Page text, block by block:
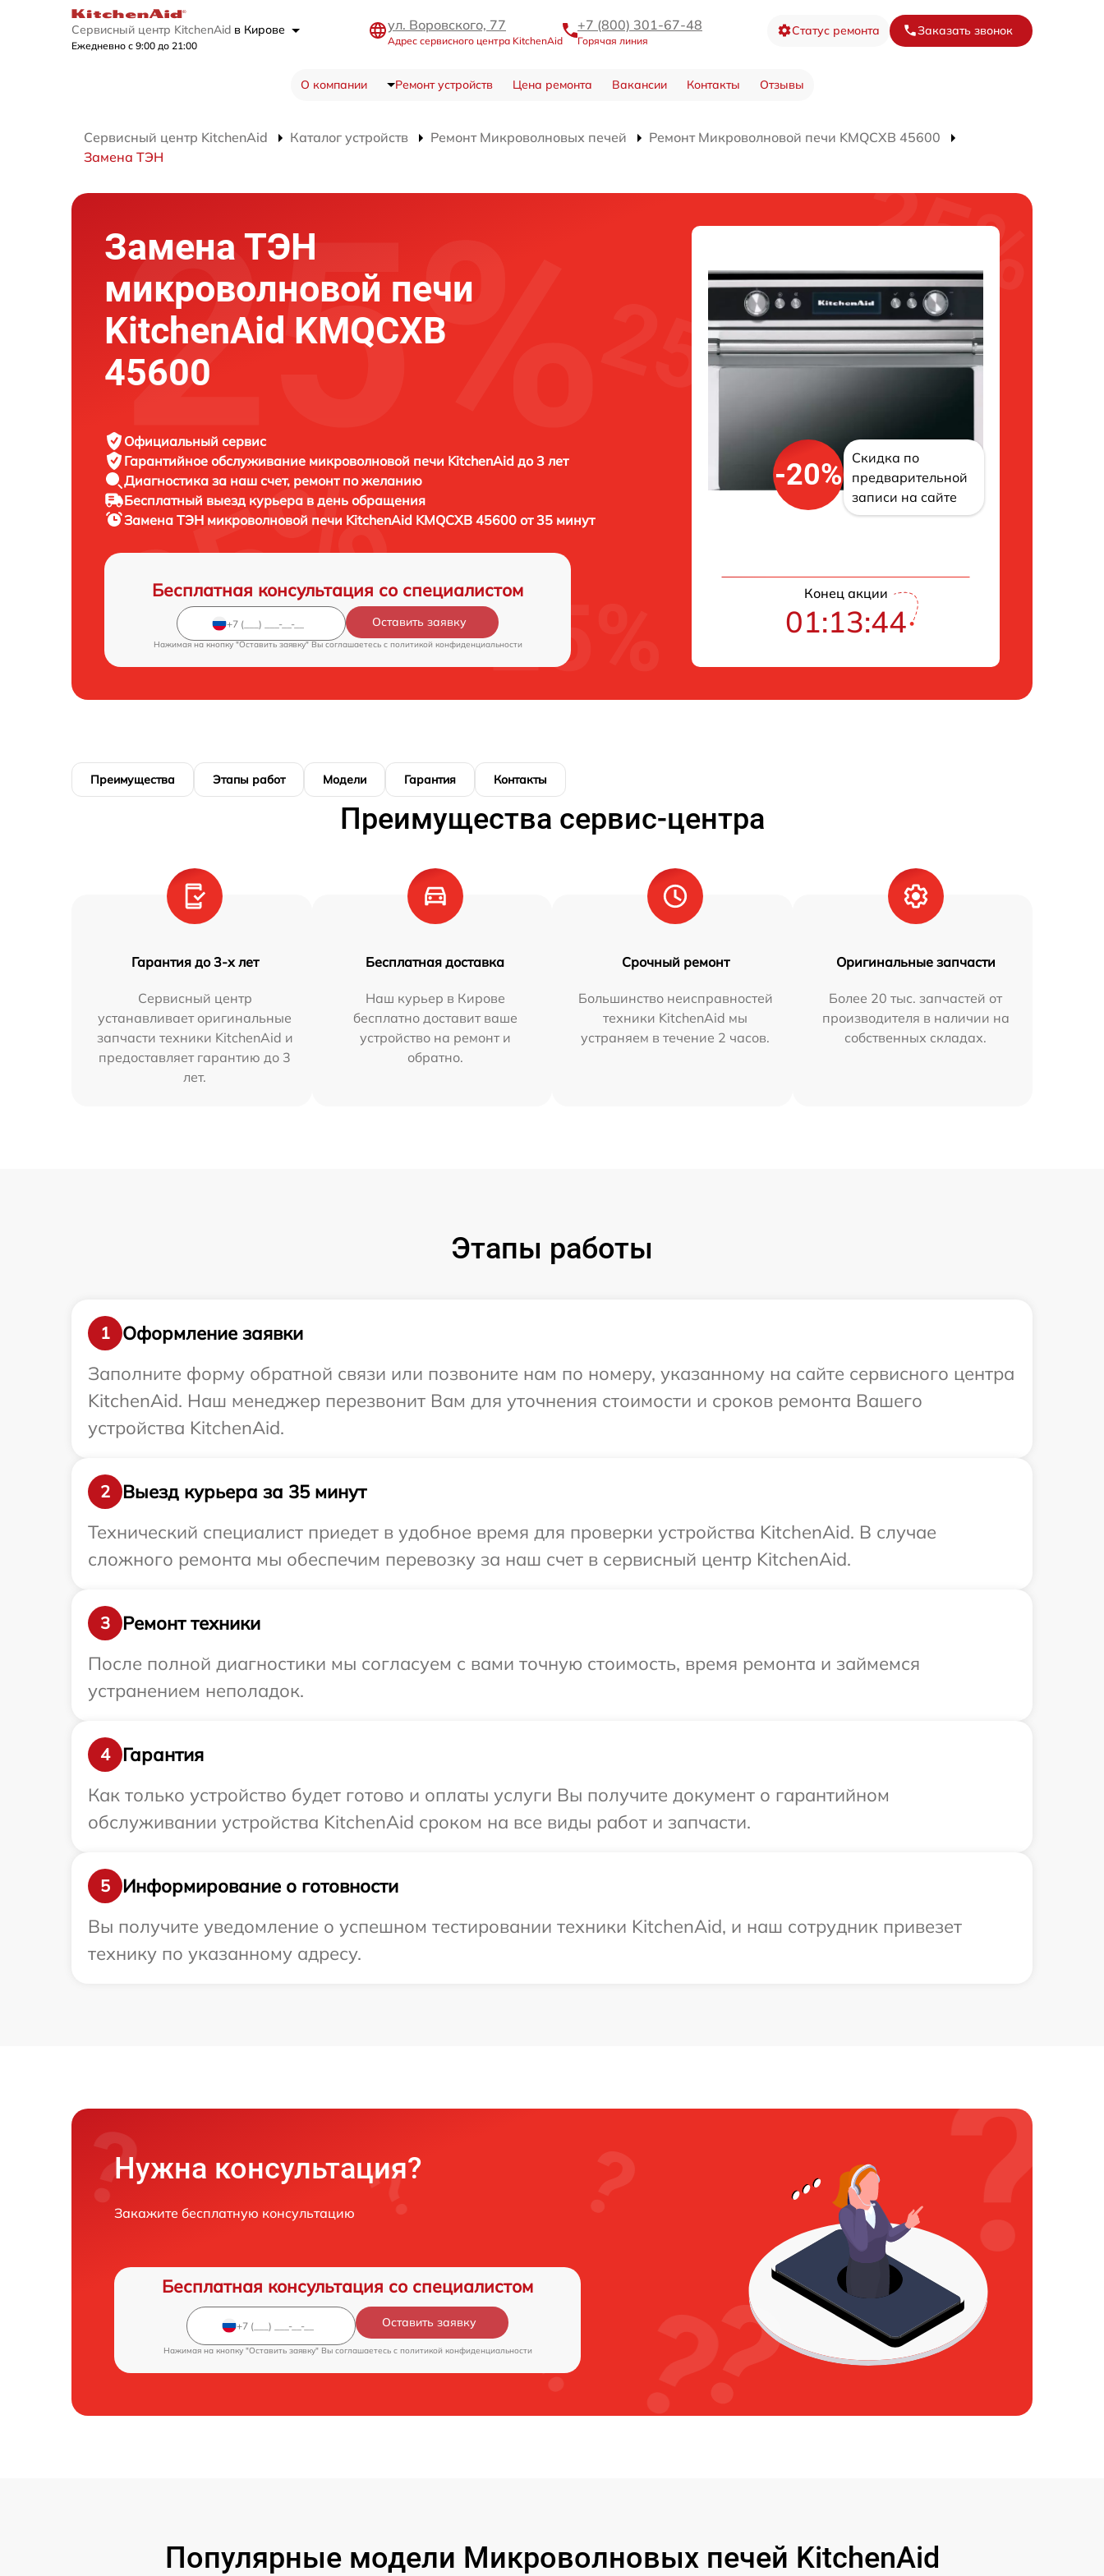
Сервисный центр KitchenAid в Кирове
Ежедневно с 9:00 до 21:00
ул. Воровского, 77
Адрес сервисного центра KitchenAid
+7 (800) 301-67-48
Горячая линия
Статус ремонта Заказать звонок
О компании Ремонт устройств Цена ремонта Вакансии Контакты Отзывы
Сервисный центр KitchenAid Каталог устройств Ремонт Микроволновых печей
Ремонт Микроволновой печи KMQCXB 45600
Замена ТЭН
Замена ТЭН
микроволновой печи
KitchenAid KMQCXB
45600
Официальный сервис
Гарантийное обслуживание микроволновой печи KitchenAid до 3 лет
Диагностика за наш счет, ремонт по желанию
Бесплатный выезд курьера в день обращения
Замена ТЭН микроволновой печи KitchenAid KMQCXB 45600 от 35 минут
Бесплатная консультация со специалистом
Оставить заявку
Нажимая на кнопку "Оставить заявку" Вы соглашаетесь c политикой конфиденциальности
-20%
Скидка по
предварительной
записи на сайте
Конец акции
01:13:43
Преимущества Этапы работ Модели Гарантия Контакты
Преимущества сервис-центра
Гарантия до 3-х лет
Сервисный центр
устанавливает оригинальные
запчасти техники KitchenAid и
предоставляет гарантию до 3
лет.
Бесплатная доставка
Наш курьер в Кирове
бесплатно доставит ваше
устройство на ремонт и
обратно.
Срочный ремонт
Большинство неисправностей
техники KitchenAid мы
устраняем в течение 2 часов.
Оригинальные запчасти
Более 20 тыс. запчастей от
производителя в наличии на
собственных складах.
Этапы работы
1
Оформление заявки
Заполните форму обратной связи или позвоните нам по номеру, указанному на сайте сервисного центра
KitchenAid. Наш менеджер перезвонит Вам для уточнения стоимости и сроков ремонта Вашего
устройства KitchenAid.
2
Выезд курьера за 35 минут
Технический специалист приедет в удобное время для проверки устройства KitchenAid. В случае
сложного ремонта мы обеспечим перевозку за наш счет в сервисный центр KitchenAid.
3
Ремонт техники
После полной диагностики мы согласуем с вами точную стоимость, время ремонта и займемся
устранением неполадок.
4
Гарантия
Как только устройство будет готово и оплаты услуги Вы получите документ о гарантийном
обслуживании устройства KitchenAid сроком на все виды работ и запчасти.
5
Информирование о готовности
Вы получите уведомление о успешном тестировании техники KitchenAid, и наш сотрудник привезет
технику по указанному адресу.
Нужна консультация?
Закажите бесплатную консультацию
Бесплатная консультация со специалистом
Оставить заявку
Нажимая на кнопку "Оставить заявку" Вы соглашаетесь c политикой конфиденциальности
Популярные модели Микроволновых печей KitchenAid